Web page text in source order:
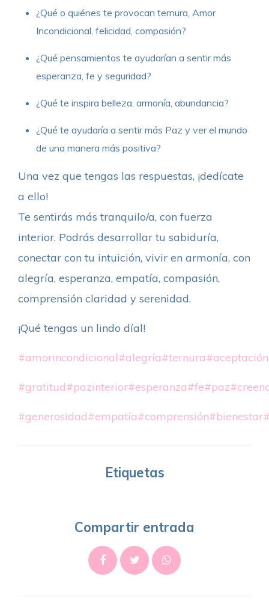
¿Qué o quiénes te provocan ternura, Amor
Incondicional, felicidad, compasión?
¿Qué pensamientos te ayudarían a sentir más
esperanza, fe y seguridad?
¿Qué te inspira belleza, armonía, abundancia?
¿Qué te ayudaría a sentir más Paz y ver el mundo
de una manera más positiva?
Una vez que tengas las respuestas, ¡dedícate
a ello!
Te sentirás más tranquilo/a, con fuerza
interior. Podrás desarrollar tu sabiduría,
conectar con tu intuición, vivir en armonía, con
alegría, esperanza, empatía, compasión,
comprensión claridad y serenidad.
¡Qué tengas un lindo díal!
#amorincondicional#alegría#ternura#aceptación
#gratitud#pazinterior#esperanza#fe#paz
#generosidad#empatía#comprensión#bienestar
Etiquetas
Compartir entrada